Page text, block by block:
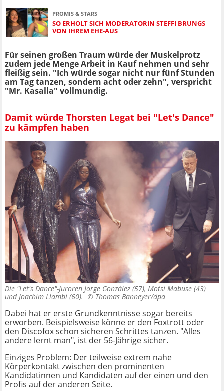
PROMIS & STARS
SO ERHOLT SICH MODERATORIN STEFFI BRUNGS
VON IHREM EHE-AUS
Für seinen großen Traum würde der Muskelprotz
zudem jede Menge Arbeit in Kauf nehmen und sehr
fleißig sein. "Ich würde sogar nicht nur fünf Stunden
am Tag tanzen, sondern acht oder zehn", verspricht
"Mr. Kasalla" vollmundig.
Damit würde Thorsten Legat bei "Let's Dance"
zu kämpfen haben
Die "Let's Dance"-Juroren Jorge González (57), Motsi Mabuse (43)
und Joachim Llambi (60). © Thomas Banneyer/dpa
Dabei hat er erste Grundkenntnisse sogar bereits
erworben. Beispielsweise könne er den Foxtrott oder
den Discofox schon sicheren Schrittes tanzen. "Alles
andere lernt man", ist der 56-Jährige sicher.
Einziges Problem: Der teilweise extrem nahe
Körperkontakt zwischen den prominenten
Kandidatinnen und Kandidaten auf der einen und den
Profis auf der anderen Seite.